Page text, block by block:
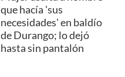
que hacía 'sus
necesidades' en baldío
de Durango; lo dejó
hasta sin pantalón